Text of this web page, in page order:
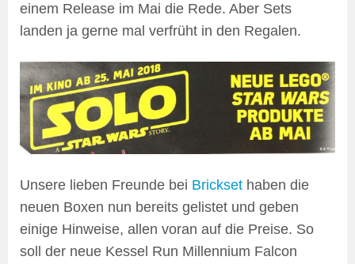
einem Release im Mai die Rede. Aber Sets
landen ja gerne mal verfrüht in den Regalen.
Unsere lieben Freunde bei Brickset haben die
neuen Boxen nun bereits gelistet und geben
einige Hinweise, allen voran auf die Preise. So
soll der neue Kessel Run Millennium Falcon